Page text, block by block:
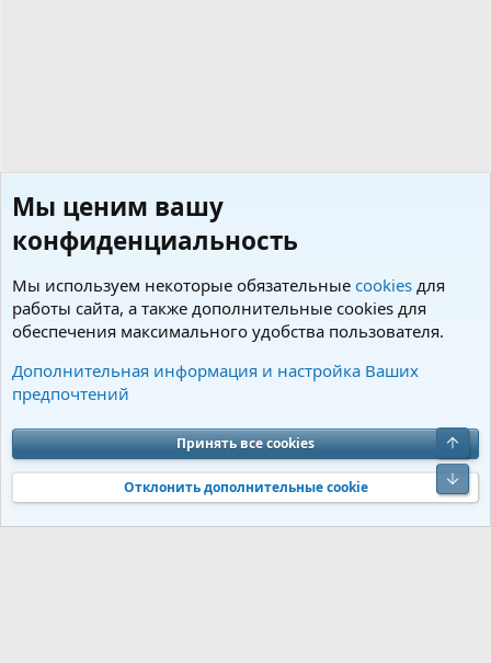
Пользователи
Cookies Charm by DCom
Обратная связь
Условия и правила
Политика конфиденциальности
Помощь
S
S
Community platform by XenForo® © 2010-2026 XenForo Ltd. Перевод от
Jumuro®|Media embeds via s9e/MediaSites
Мы ценим вашу
конфиденциальность
Мы используем некоторые обязательные cookies для
работы сайта, а также дополнительные cookies для
обеспечения максимального удобства пользователя.
Дополнительная информация и настройка Ваших
предпочтений
Принять все cookies
Отклонить дополнительные cookie
Верх
Низ